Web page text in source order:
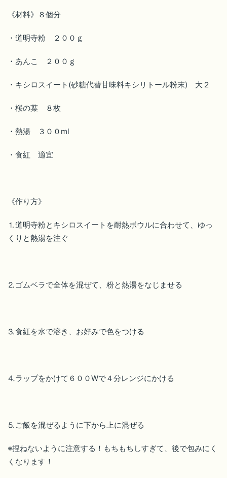
《材料》８個分
・道明寺粉 ２００ｇ
・あんこ ２００ｇ
・キシロスイート(砂糖代替甘味料キシリトール粉末) 大２
・桜の葉 ８枚
・熱湯 ３００ml
・食紅 適宜
《作り方》
⒈道明寺粉とキシロスイートを耐熱ボウルに合わせて、ゆっ
くりと熱湯を注ぐ
⒉ゴムベラで全体を混ぜて、粉と熱湯をなじませる
⒊食紅を水で溶き、お好みで色をつける
⒋ラップをかけて６００Wで４分レンジにかける
⒌ご飯を混ぜるように下から上に混ぜる
※捏ねないように注意する！もちもちしすぎて、後で包みにく
くなります！